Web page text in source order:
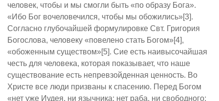
человек, чтобы и мы смогли быть «по образу Бога».
«Ибо Бог вочеловечился, чтобы мы обожились»[3].
Согласно глубочайшей формулировке Свт. Григория
Богослова, человеку «повелено стать Богом»[4],
«обоженным существом»[5]. Сие есть наивысочайшая
честь для человека, которая показывает, что наше
существование есть непревзойденная ценность. Во
Христе все люди призваны к спасению. Перед Богом
«нет уже Иудея, ни язычника; нет раба, ни свободного;